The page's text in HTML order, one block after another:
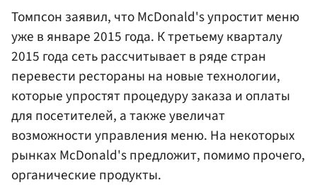
Томпсон заявил, что McDonald's упростит меню
уже в январе 2015 года. К третьему кварталу
2015 года сеть рассчитывает в ряде стран
перевести рестораны на новые технологии,
которые упростят процедуру заказа и оплаты
для посетителей, а также увеличат
возможности управления меню. На некоторых
рынках McDonald's предложит, помимо прочего,
органические продукты.